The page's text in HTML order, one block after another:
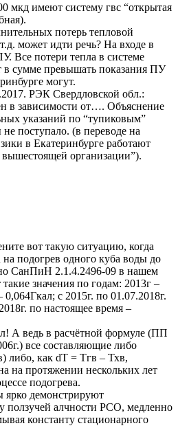
мкд имеют систему гвс “открытая
потерь тепловой
может идти речь? На входе в
Все потери тепла в системе
в сумме превышать показания ПУ
могут.
РЭК Свердловской обл.:
в зависимости от…. Объяснение
указаний по “тупиковым”
поступало. (в переводе на
в Екатеринбурге работают
вышестоящей организации”).
вот такую ситуацию, когда
подогрев одного куба воды до
СанПиН 2.1.4.2496-09 в нашем
значения по годам: 2013г –
0,064Гкал; с 2015г. по 01.07.2018г.
по настоящее время –
А ведь в расчётной формуле (ПП
все составляющие либо
либо, как dТ = Тгв – Тхв,
на протяжении нескольких лет
подогрева.
демонстрируют
ползучей алчности РСО, медленно
константу стационарного